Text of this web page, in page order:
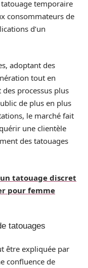
tatouage temporaire
consommateurs de
d’un
adoptant des
tout en
processus plus
de plus en plus
le marché fait
une clientèle
des tatouages
tatouage discret
pour femme
tatouages
être expliquée par
confluence de